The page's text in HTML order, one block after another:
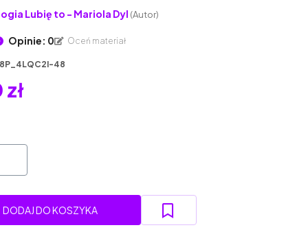
Lubię to - Mariola Dyl (Autor)
Opinie: 0 Oceń materiał
48
DODAJ DO KOSZYKA